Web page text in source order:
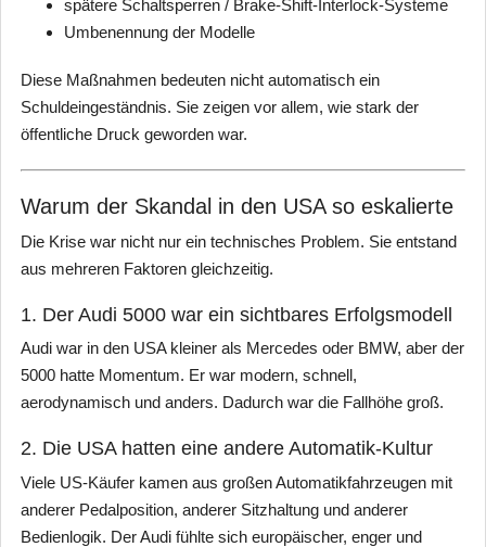
spätere Schaltsperren / Brake-Shift-Interlock-Systeme
Umbenennung der Modelle
Diese Maßnahmen bedeuten nicht automatisch ein
Schuldeingeständnis. Sie zeigen vor allem, wie stark der
öffentliche Druck geworden war.
Warum der Skandal in den USA so eskalierte
Die Krise war nicht nur ein technisches Problem. Sie entstand
aus mehreren Faktoren gleichzeitig.
1. Der Audi 5000 war ein sichtbares Erfolgsmodell
Audi war in den USA kleiner als Mercedes oder BMW, aber der
5000 hatte Momentum. Er war modern, schnell,
aerodynamisch und anders. Dadurch war die Fallhöhe groß.
2. Die USA hatten eine andere Automatik-Kultur
Viele US-Käufer kamen aus großen Automatikfahrzeugen mit
anderer Pedalposition, anderer Sitzhaltung und anderer
Bedienlogik. Der Audi fühlte sich europäischer, enger und